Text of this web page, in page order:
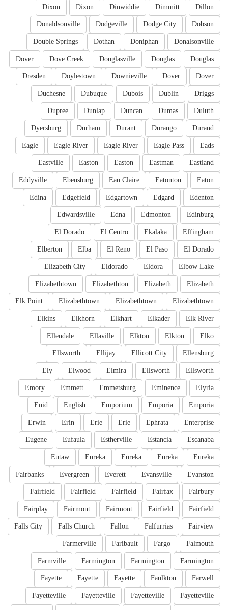
Dillon
Dimmitt
Dinwiddie
Dixon
Dixon
Dobson
Dodge City
Dodgeville
Donaldsonville
Donalsonville
Doniphan
Dothan
Double Springs
Douglas
Douglas
Douglasville
Dove Creek
Dover
Dover
Dover
Downieville
Doylestown
Dresden
Driggs
Dublin
Dubois
Dubuque
Duchesne
Duluth
Dumas
Duncan
Dunlap
Dupree
Durand
Durango
Durant
Durham
Dyersburg
Eads
Eagle Pass
Eagle River
Eagle River
Eagle
Eastland
Eastman
Easton
Easton
Eastville
Eaton
Eatonton
Eau Claire
Ebensburg
Eddyville
Edenton
Edgard
Edgartown
Edgefield
Edina
Edinburg
Edmonton
Edna
Edwardsville
Effingham
Ekalaka
El Centro
El Dorado
El Dorado
El Paso
El Reno
Elba
Elberton
Elbow Lake
Eldora
Eldorado
Elizabeth City
Elizabeth
Elizabeth
Elizabethton
Elizabethtown
Elizabethtown
Elizabethtown
Elizabethtown
Elk Point
Elk River
Elkader
Elkhart
Elkhorn
Elkins
Elko
Elkton
Elkton
Ellaville
Ellendale
Ellensburg
Ellicott City
Ellijay
Ellsworth
Ellsworth
Ellsworth
Elmira
Elwood
Ely
Elyria
Eminence
Emmetsburg
Emmett
Emory
Emporia
Emporia
Emporium
English
Enid
Enterprise
Ephrata
Erie
Erie
Erin
Erwin
Escanaba
Estancia
Estherville
Eufaula
Eugene
Eureka
Eureka
Eureka
Eureka
Eutaw
Evanston
Evansville
Everett
Evergreen
Fairbanks
Fairbury
Fairfax
Fairfield
Fairfield
Fairfield
Fairfield
Fairfield
Fairmont
Fairmont
Fairplay
Fairview
Falfurrias
Fallon
Falls Church
Falls City
Falmouth
Fargo
Faribault
Farmerville
Farmington
Farmington
Farmington
Farmville
Farwell
Faulkton
Fayette
Fayette
Fayette
Fayetteville
Fayetteville
Fayetteville
Fayetteville